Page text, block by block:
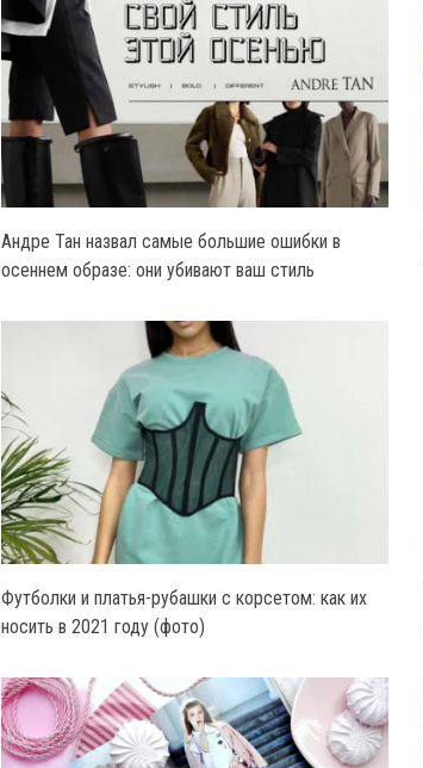
Андре Тан назвал самые большие ошибки в
осеннем образе: они убивают ваш стиль
Футболки и платья-рубашки с корсетом: как их
носить в 2021 году (фото)